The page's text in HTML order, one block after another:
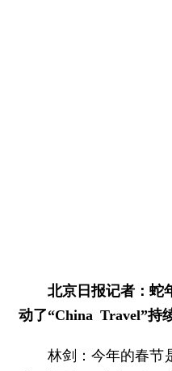
北京日报记者：蛇
动了“China Travel”持
林剑：今年的春节